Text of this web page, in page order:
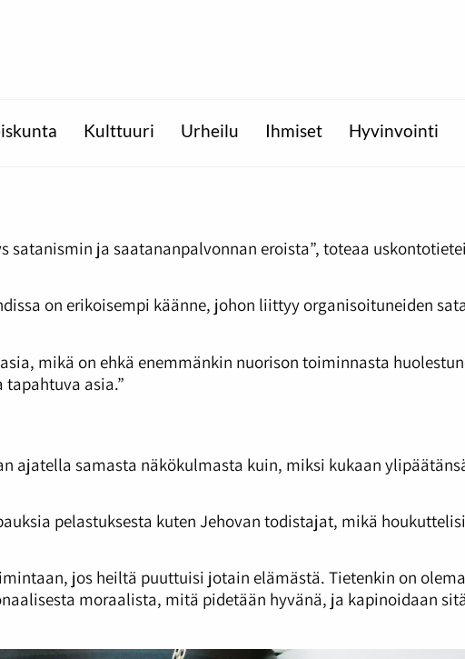
Kulttuuri Urheilu Ihmiset Hyvinvointi
satanismin ja saatananpalvonnan eroista”, toteaa
on erikoisempi käänne, johon liittyy organisoituneiden
mikä on ehkä enemmänkin nuorison toiminnasta
asia.”
ajatella samasta näkökulmasta kuin, miksi kukaan
pelastuksesta kuten Jehovan todistajat, mikä
jos heiltä puuttuisi jotain elämästä. Tietenkin on
moraalista, mitä pidetään hyvänä, ja kapinoidaan